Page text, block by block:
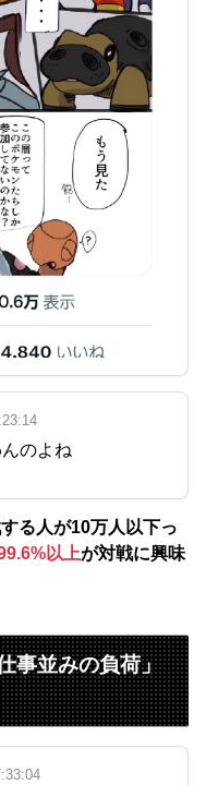
のよね
る人が10万人以下っ
以上が対戦に興味
事並みの負荷」